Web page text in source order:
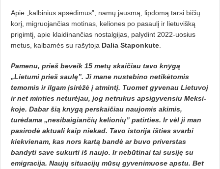
Apie „kalbinius apsėdimus”, na­mų jausmą, lipdomą tarsi bičių
korį, migruojančias motinas, keliones po pasaulį ir lietuvišką
prigimtį, apie klaidinančias nostalgijas, palydint 2022-uosius
metus, kalbamės su rašytoja Dalia Staponkute
Pamenu, prieš beveik 15 metų skaičiau tavo knygą
„Lietumi prieš saulę”. Ji mane nustebino ne­­tikėtomis
temomis ir ilgam įsi­rė­žė į atmintį. Tuomet gyvenau Lie­­tuvoj
ir net minties neturėjau, jog netrukus apsigyvensiu Meksi­
koje. Dabar šią knygą perskaičiau naujomis akimis,
turėdama „nesibaigiančių kelionių” patirties. Ir vėl ji man
pasirodė aktuali kaip niekad. Tavo istorija išties svarbi
kiekvienam, kas nors kartą bandė ar buvo priverstas
bandyti save su­kurti iš naujo. Ir nebūtinai tai su­siję su
emigracija. Naujų situacijų mūsų gyvenimuose apstu. Bet